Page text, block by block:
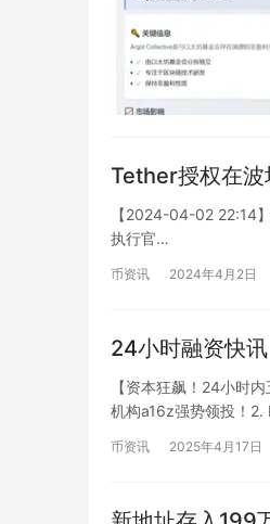
Tether授权在波
【2024-04-02 22:14
执行官…
币资讯 2024年4月2日
24小时融资快讯
【资本狂飙！24小时
机构a16z强势领投！
币资讯 2025年4月17日